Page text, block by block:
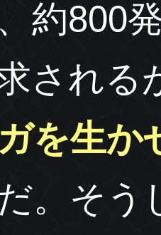
約800
される
を生か
。そう